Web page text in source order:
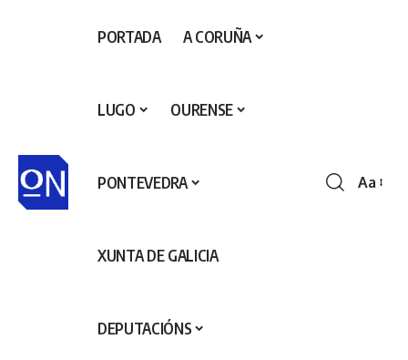
PORTADA A CORUÑA
LUGO OURENSE
PONTEVEDRA
XUNTA DE GALICIA
DEPUTACIÓNS
Aa